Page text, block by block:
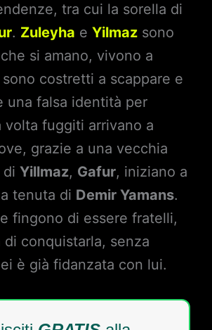
tra cui la sorella di
. Zuleyha e Yilmazsono
si amano, vivono a
sono costretti a scappare e
una falsa identità per
volta fuggiti arrivano a
grazie a una vecchia
di Yillmaz, Gafur, iniziano a
tenuta di Demir Yamans.
fingono di essere fratelli,
conquistarla, senza
è già fidanzata con lui.